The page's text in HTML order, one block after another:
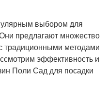
выбором для
предлагают множество
традиционными методами
эффективность и
Поли Сад для посадки